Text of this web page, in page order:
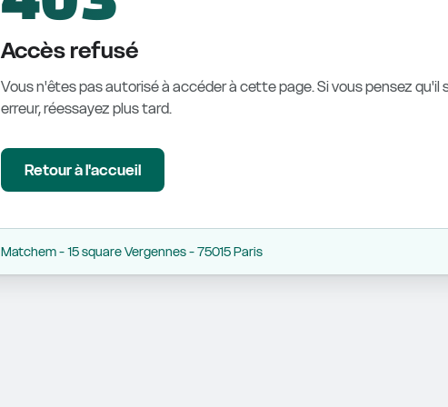
Accès refusé
Vous n'êtes pas autorisé à accéder à cette page. Si vous pensez qu'il
erreur, réessayez plus tard.
Retour à l'accueil
Matchem - 15 square Vergennes - 75015 Paris